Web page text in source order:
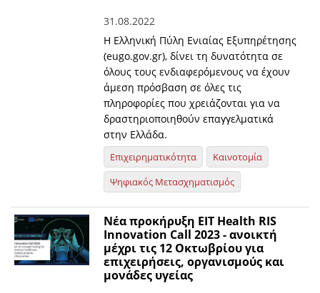
31.08.2022
H Ελληνική Πύλη Ενιαίας Εξυπηρέτησης
(eugo.gov.gr), δίνει τη δυνατότητα σε
όλους τους ενδιαφερόμενους να έχουν
άμεση πρόσβαση σε όλες τις
πληροφορίες που χρειάζονται για να
δραστηριοποιηθούν επαγγελματικά
στην Ελλάδα.
Επιχειρηματικότητα
Καινοτομία
Ψηφιακός Μετασχηματισμός
Νέα προκήρυξη EIT Health RIS
Innovation Call 2023 - ανοικτή
μέχρι τις 12 Οκτωβρίου για
επιχειρήσεις, οργανισμούς και
μονάδες υγείας